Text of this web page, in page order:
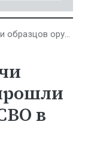
в зоне СВО в прошлом году
в